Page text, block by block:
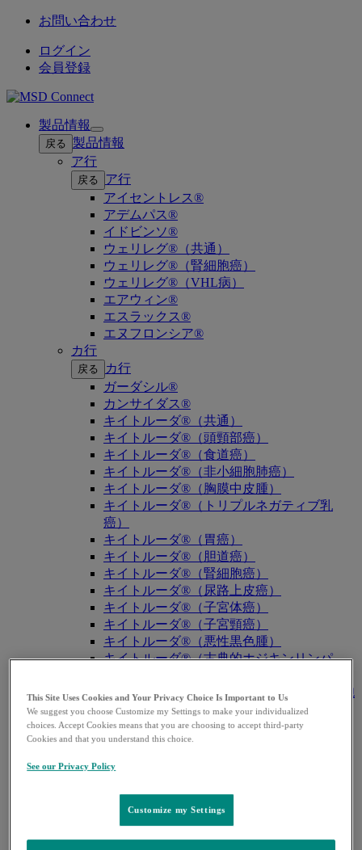
お問い合わせ
ログイン
会員登録
製品情報
Open
submenu
戻る 製品情報
ア行
戻る
ア行
アイセントレス®
アデムパス®
イドビンソ®
ウェリレグ®（共通）
ウェリレグ®（腎細胞癌）
ウェリレグ®（VHL病）
エアウィン®
エスラックス®
エヌフロンシア®
カ行
戻る
カ行
ガーダシル®
カンサイダス®
キイトルーダ®（共通）
キイトルーダ®（頭頸部癌）
キイトルーダ®（食道癌）
キイトルーダ®（非小細胞肺癌）
キイトルーダ®（胸膜中皮腫）
キイトルーダ®（トリプルネガティブ乳
癌）
キイトルーダ®（胃癌）
キイトルーダ®（胆道癌）
キイトルーダ®（腎細胞癌）
キイトルーダ®（尿路上皮癌）
キイトルーダ®（子宮体癌）
キイトルーダ®（子宮頸癌）
キイトルーダ®（悪性黒色腫）
キイトルーダ®（古典的ホジキンリンパ
キイトルーダ®（原発性縦隔大細胞型B細胞
リンパ腫（PMBCL））
キイトルーダ®（MSI-High固形癌）
キイトルーダ®（MSI-High結腸・直腸癌）
キイトルーダ®（TMB-High固形癌）
キュビシン®
サ・タ・ナ行
サ・タ・ナ行
This Site Uses Cookies and Your Privacy Choice Is Important to Us
We suggest you choose Customize my Settings to make your individualized
choices. Accept Cookies means that you are choosing to accept third-party
Cookies and that you understand this choice.
See our Privacy Policy
Customize my Settings